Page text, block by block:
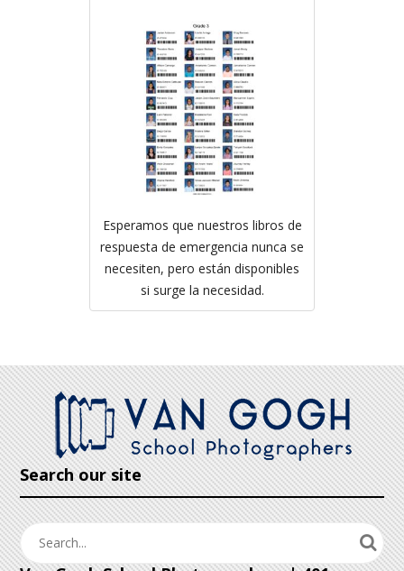
Esperamos que nuestros libros de
respuesta de emergencia nunca se
necesiten, pero están disponibles
si surge la necesidad.
Search our site